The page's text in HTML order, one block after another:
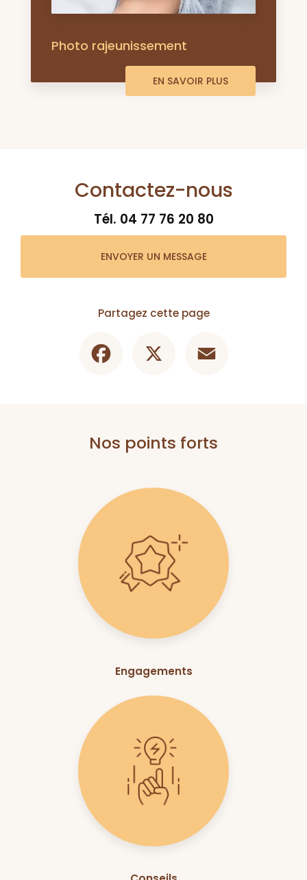
Photo rajeunissement
EN SAVOIR PLUS
Contactez-nous
Tél. 04 77 76 20 80
ENVOYER UN MESSAGE
Partagez cette page
Nos points forts
Engagements